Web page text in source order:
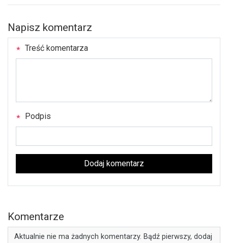
Napisz komentarz
Treść komentarza
Podpis
Dodaj komentarz
Komentarze
Aktualnie nie ma żadnych komentarzy. Bądź pierwszy, dodaj